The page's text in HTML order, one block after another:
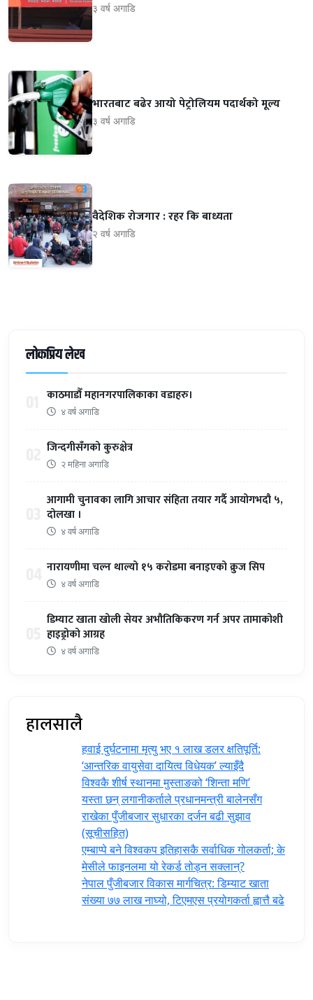
३ वर्ष अगाडि
भारतबाट बढेर आयो पेट्रोलियम पदार्थको मूल्य
३ वर्ष अगाडि
वैदेशिक रोजगार : रहर कि बाध्यता
२ वर्ष अगाडि
लोकप्रिय लेख
काठमाडौँ महानगरपालिकाका वडाहरु।
४ वर्ष अगाडि
जिन्दगीसँगको कुरुक्षेत्र
२ महिना अगाडि
आगामी चुनावका लागि आचार संहिता तयार गर्दै आयोगभदौ ५,
दोलखा ।
४ वर्ष अगाडि
नारायणीमा चल्न थाल्यो १५ करोडमा बनाइएको क्रुज सिप
४ वर्ष अगाडि
डिम्याट खाता खोली सेयर अभौतिकिकरण गर्न अपर तामाकोशी
हाइड्रोको आग्रह
४ वर्ष अगाडि
हालसालै
हवाई दुर्घटनामा मृत्यु भए १ लाख डलर क्षतिपूर्ति:
‘आन्तरिक वायुसेवा दायित्व विधेयक’ ल्याइँदै
विश्वकै शीर्ष स्थानमा मुस्ताङको ‘शिन्ता मणि’
यस्ता छन् लगानीकर्ताले प्रधानमन्त्री ‍बालेनसँग
राखेका पुँजीबजार सुधारका दर्जन बढी सुझाव
(सूचीसहित)
एम्बाप्पे बने विश्वकप इतिहासकै सर्वाधिक गोलकर्ता; के
मेसीले फाइनलमा यो रेकर्ड तोड्न सक्लान्?
नेपाल पुँजीबजार विकास मार्गचित्र: डिम्याट खाता
संख्या ७७ लाख नाघ्यो, टिएमएस प्रयोगकर्ता ह्वात्तै बढे